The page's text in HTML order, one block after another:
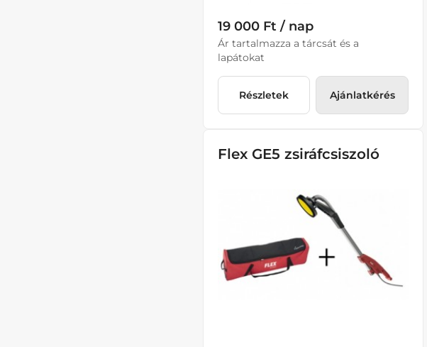
19 000 Ft / nap
Ár tartalmazza a tárcsát és a
lapátokat
Részletek Ajánlatkérés
Flex GE5 zsiráfcsiszoló